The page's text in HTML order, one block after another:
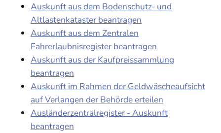
Auskunft aus dem Bodenschutz- und
Altlastenkataster beantragen
Auskunft aus dem Zentralen
Fahrerlaubnisregister beantragen
Auskunft aus der Kaufpreissammlung
beantragen
Auskunft im Rahmen der Geldwäscheaufsicht
auf Verlangen der Behörde erteilen
Ausländerzentralregister - Auskunft
beantragen